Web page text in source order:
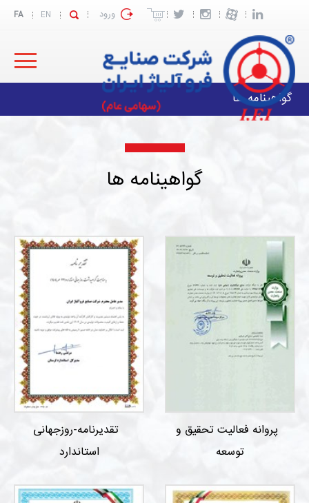
ورود EN
FA
گواهینامه ها
گواهینامه ها
پروانه فعالیت تحقیق و
توسعه
تقدیرنامه-روزجهانی
استاندارد